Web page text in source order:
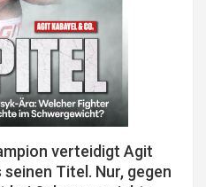
verteidigt Agit
Titel. Nur, gegen